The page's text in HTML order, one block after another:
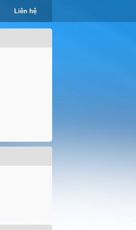
Liên hệ